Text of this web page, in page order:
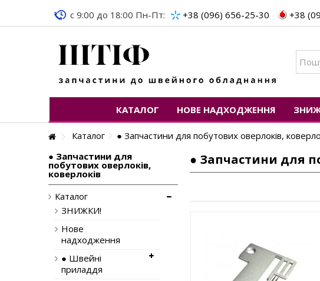
c 9:00 до 18:00 Пн-Пт: +38 (096) 656-25-30 +38
КАТАЛОГ НОВЕ НАДХОДЖЕННЯ
Каталог ● Запчастини для побутових оверлоків,
● Запчастини для
● Запчастини для
побутових оверлоків,
коверлоків
Каталог
ЗНИЖКИ!
Нове
надходження
● Швейні
приладдя